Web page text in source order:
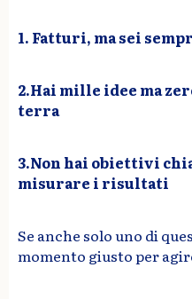
1. Fatturi, ma sei
2.Hai mille idee ma
terra
3.Non hai obiettivi
misurare i risultati
Se anche solo uno di
momento giusto per